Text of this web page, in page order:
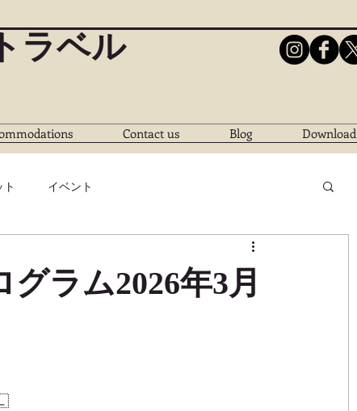
ラベル
Contact us Blog Download
イベント
ラム2026年3月